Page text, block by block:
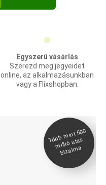
Egyszerű vásárlás
Szerezd meg jegyeidet
online, az alkalmazásunkban
vagy a Flixshopban.
Több
mint 500
millió utas
bizal
ma